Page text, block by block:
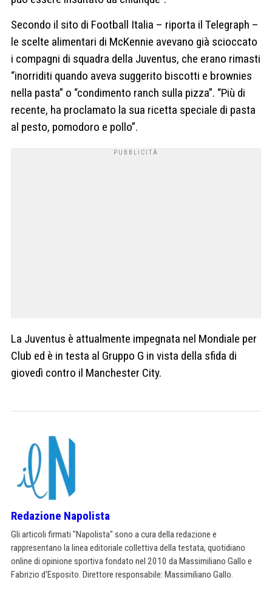
Secondo il sito di Football Italia – riporta il Telegraph –
le scelte alimentari di McKennie avevano già scioccato
i compagni di squadra della Juventus, che erano rimasti
“inorriditi quando aveva suggerito biscotti e brownies
nella pasta” o “condimento ranch sulla pizza”. “Più di
recente, ha proclamato la sua ricetta speciale di pasta
al pesto, pomodoro e pollo”.
La Juventus è attualmente impegnata nel Mondiale per
Club ed è in testa al Gruppo G in vista della sfida di
giovedì contro il Manchester City.
Redazione Napolista
Gli articoli firmati "Napolista" sono a cura della redazione e
rappresentano la linea editoriale collettiva della testata, quotidiano
online di opinione sportiva fondato nel 2010 da Massimiliano Gallo e
Fabrizio d'Esposito. Direttore responsabile: Massimiliano Gallo.